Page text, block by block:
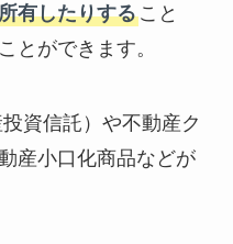
有したりすること
とができます。
資信託）や不動産ク
産小口化商品などが